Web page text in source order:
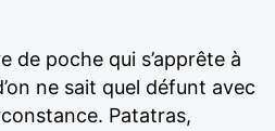
de poche qui s’apprête à
ne sait quel défunt avec
Patatras,